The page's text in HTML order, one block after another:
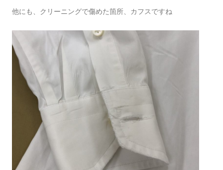
他にも、クリーニングで傷めた箇所、カフスですね